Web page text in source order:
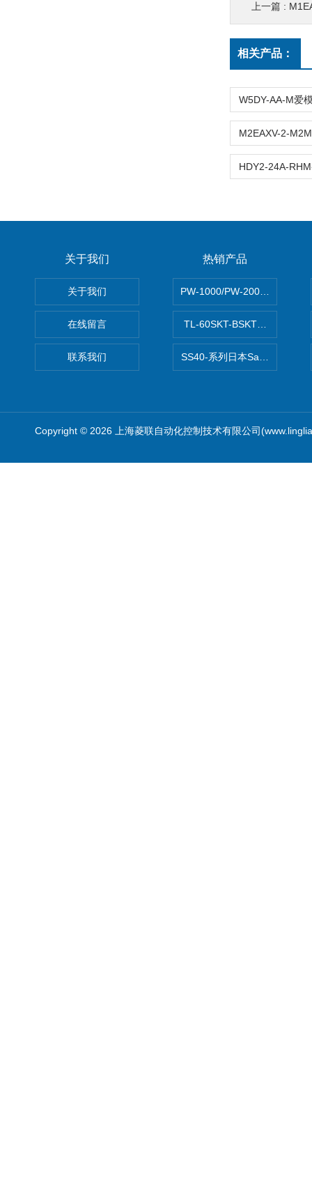
上一篇 :
相关产品：
关于我们
关于我们
在线留言
联系我们
热销产品
PW-1000/PW-
TL-60SKT-BSKTC张力控制器
SS40-系列日本Sawamura泽
Copyright © 2026 上海菱联自动化控制技术有限公司